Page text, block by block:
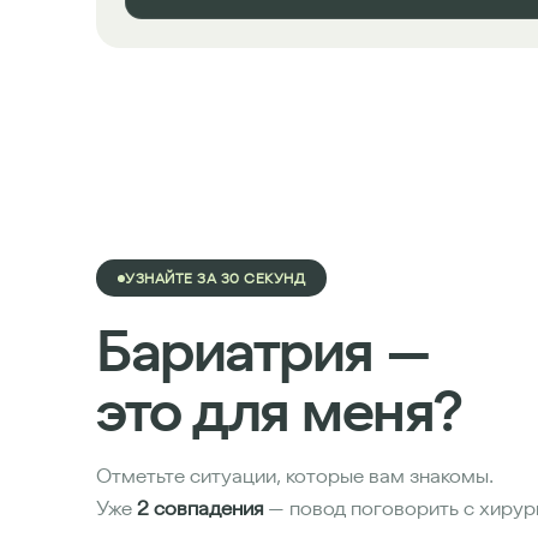
УЗНАЙТЕ ЗА 30 СЕКУНД
Бариатрия —
это для меня?
Отметьте ситуации, которые вам знакомы.
Уже2 совпадения — повод поговорить с